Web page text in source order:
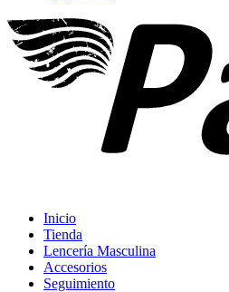
Inicio
Tienda
Lencería Masculina
Accesorios
Seguimiento